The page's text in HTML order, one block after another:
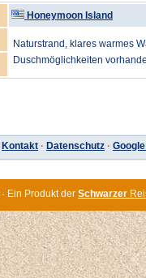
Honeymoon Island
Naturstrand, klares warmes
Duschmöglichkeiten
Kontakt · Datenschutz ·
· Ein Produkt der Schwarzer